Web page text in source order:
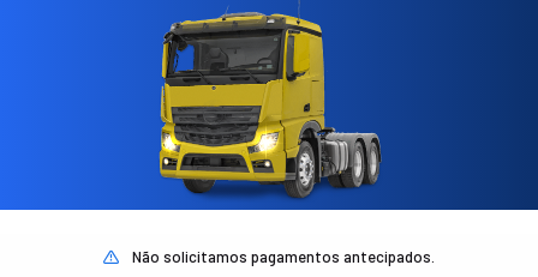
Não solicitamos pagamentos antecipados.